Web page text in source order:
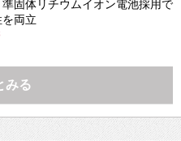
固体リチウムイオン電池採用で
両立
みる